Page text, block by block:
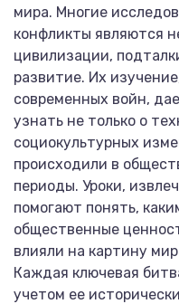
мира. Многие
конфликты являются
цивилизации,
развитие. Их
современных войн,
узнать не только о
социокультурных
происходили в
периоды. Уроки,
помогают понять,
общественные
влияли на картину
Каждая ключевая
учетом ее